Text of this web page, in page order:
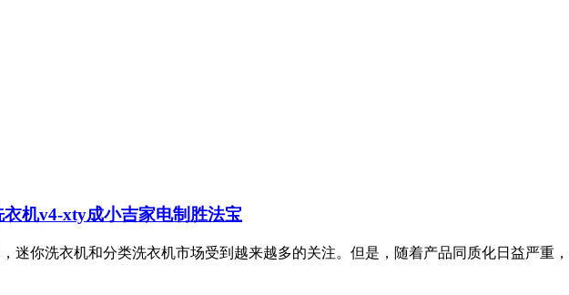
机v4-xty成小吉家电制胜法宝
迷你洗衣机和分类洗衣机市场受到越来越多的关注。但是，随着产品同质化日益严重